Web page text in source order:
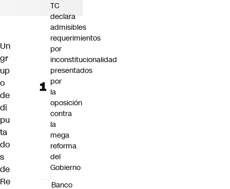
Un
gr
up
o
de
di
pu
ta
do
s
de
Re
TC
declara
admisibles
requerimientos
por
inconstitucionalidad
presentados
por
la
oposición
contra
la
mega
reforma
del
Gobierno
Banco